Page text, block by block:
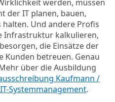
werden, müssen
der IT planen, bauen,
Und andere Profis
Infrastruktur kalkulieren,
die Einsätze der
Kunden betreuen. Genau
über die Ausbildung
Kaufmann /
Systemmanagement.